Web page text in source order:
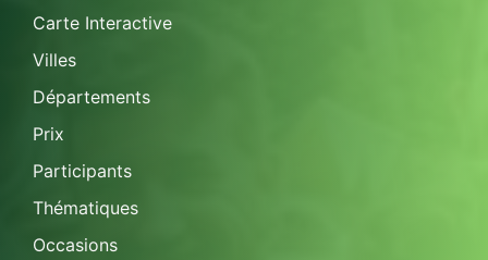
Carte Interactive
Villes
Départements
Prix
Participants
Thématiques
Occasions